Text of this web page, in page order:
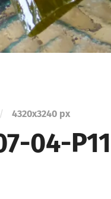
/ 4320x3240 px
04-